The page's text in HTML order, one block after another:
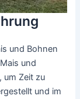
und Bohnen
und
um Zeit zu
und im